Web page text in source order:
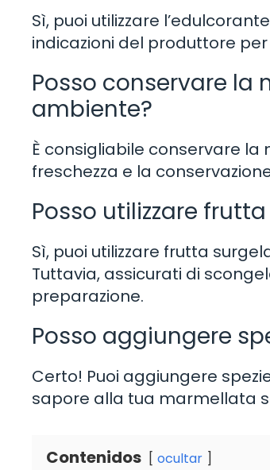
Sì, puoi utilizzare
indicazioni del produttore
Posso conservare
ambiente?
È consigliabile conservare
freschezza e la
Posso utilizzare
Sì, puoi utilizzare frutta
Tuttavia, assicurati di
preparazione.
Posso aggiungere
Certo! Puoi aggiungere
sapore alla tua marmellata
Contenidos ocultar